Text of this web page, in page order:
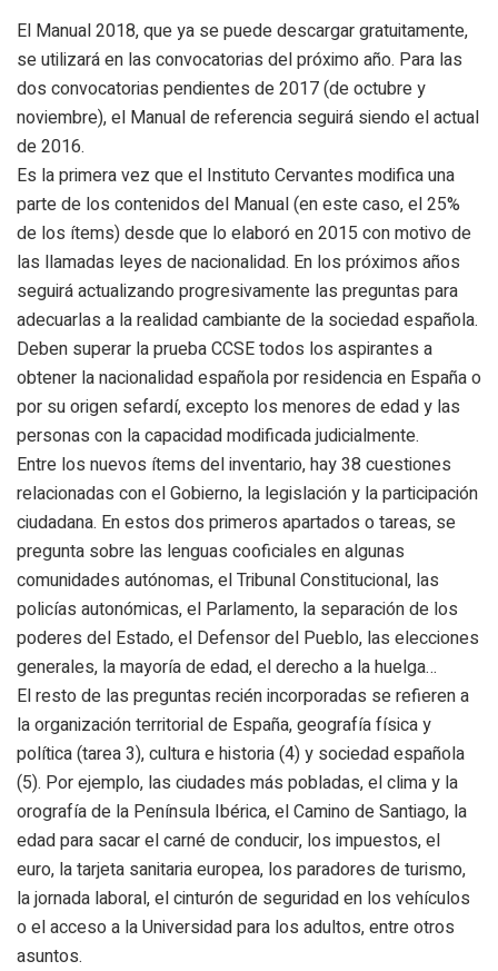
El Manual 2018, que ya se puede descargar gratuitamente,
se utilizará en las convocatorias del próximo año. Para las
dos convocatorias pendientes de 2017 (de octubre y
noviembre), el Manual de referencia seguirá siendo el actual
de 2016.
Es la primera vez que el Instituto Cervantes modifica una
parte de los contenidos del Manual (en este caso, el 25%
de los ítems) desde que lo elaboró en 2015 con motivo de
las llamadas leyes de nacionalidad. En los próximos años
seguirá actualizando progresivamente las preguntas para
adecuarlas a la realidad cambiante de la sociedad española.
Deben superar la prueba CCSE todos los aspirantes a
obtener la nacionalidad española por residencia en España o
por su origen sefardí, excepto los menores de edad y las
personas con la capacidad modificada judicialmente.
Entre los nuevos ítems del inventario, hay 38 cuestiones
relacionadas con el Gobierno, la legislación y la participación
ciudadana. En estos dos primeros apartados o tareas, se
pregunta sobre las lenguas cooficiales en algunas
comunidades autónomas, el Tribunal Constitucional, las
policías autonómicas, el Parlamento, la separación de los
poderes del Estado, el Defensor del Pueblo, las elecciones
generales, la mayoría de edad, el derecho a la huelga…
El resto de las preguntas recién incorporadas se refieren a
la organización territorial de España, geografía física y
política (tarea 3), cultura e historia (4) y sociedad española
(5). Por ejemplo, las ciudades más pobladas, el clima y la
orografía de la Península Ibérica, el Camino de Santiago, la
edad para sacar el carné de conducir, los impuestos, el
euro, la tarjeta sanitaria europea, los paradores de turismo,
la jornada laboral, el cinturón de seguridad en los vehículos
o el acceso a la Universidad para los adultos, entre otros
asuntos.